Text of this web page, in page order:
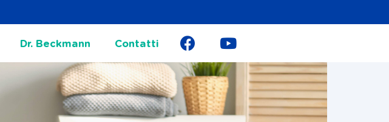
Dr. Beckmann Contatti